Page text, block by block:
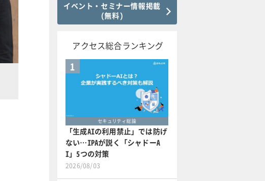
イベント・セミナー情報掲載
(無料)
アクセス総合ランキング
1
セキュリティ総論
「生成AIの利用禁止」では防げ
ない…IPAが説く「シャドーA
I」5つの対策
2026/08/03